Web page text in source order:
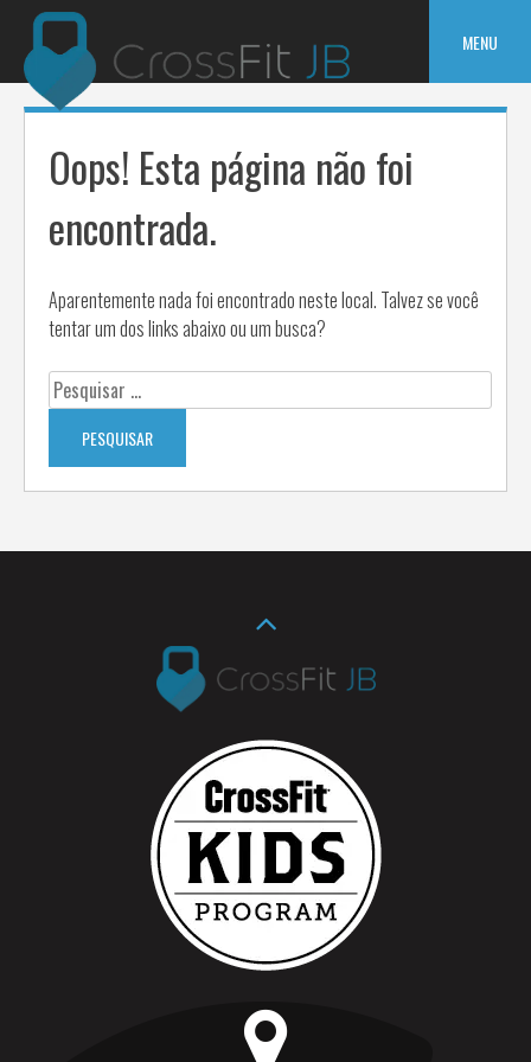
Pular
conteúdo
MENU
Oops! Esta página não foi
encontrada.
Aparentemente nada foi encontrado neste local. Talvez se você
tentar um dos links abaixo ou um busca?
Pesquisar
por: